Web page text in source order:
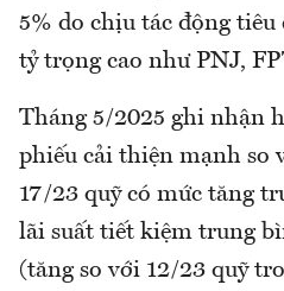
5% do chịu tác động tiêu
tỷ trọng cao như PNJ,
Tháng 5/2025 ghi nhận
phiếu cải thiện mạnh so
17/23 quỹ có mức tăng
lãi suất tiết kiệm trung
(tăng so với 12/23 quỹ